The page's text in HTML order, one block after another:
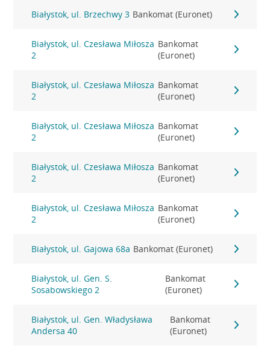
Białystok, ul. Brzechwy 3 Bankomat (Euronet)
Białystok, ul. Czesława Miłosza
2
Bankomat
(Euronet)
Białystok, ul. Czesława Miłosza
2
Bankomat
(Euronet)
Białystok, ul. Czesława Miłosza
2
Bankomat
(Euronet)
Białystok, ul. Czesława Miłosza
2
Bankomat
(Euronet)
Białystok, ul. Czesława Miłosza
2
Bankomat
(Euronet)
Białystok, ul. Gajowa 68a Bankomat (Euronet)
Białystok, ul. Gen. S.
Sosabowskiego 2
Bankomat
(Euronet)
Białystok, ul. Gen. Władysława
Andersa 40
Bankomat
(Euronet)